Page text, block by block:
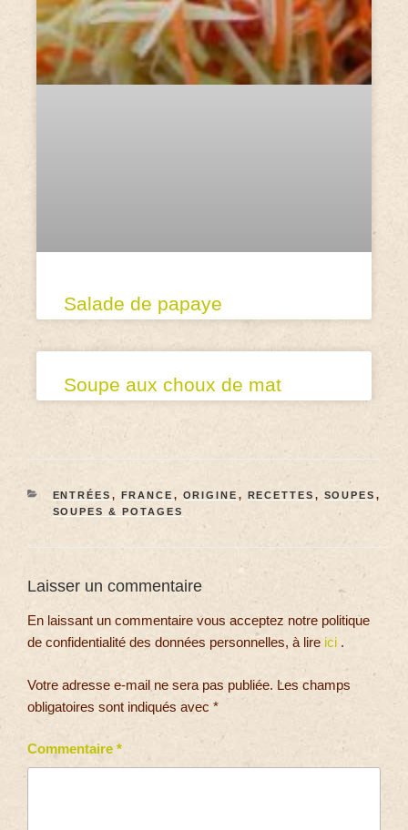
Salade de papaye
Soupe aux choux de mat
ENTRÉES , FRANCE , ORIGINE , RECETTES , SOUPES ,
SOUPES & POTAGES
Laisser un commentaire
En laissant un commentaire vous acceptez notre politique
de confidentialité des données personnelles, à lire ici .
Votre adresse e-mail ne sera pas publiée. Les champs
obligatoires sont indiqués avec *
Commentaire *